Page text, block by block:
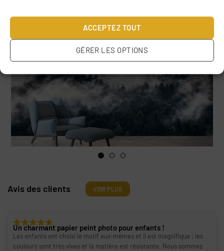
ACCEPTEZ TOUT
GÉRER LES OPTIONS
Avis des clients VOIR PLUS
Un charmant papier peint photo pour enfants !
Les enfants ont choisi le motif eux-mêmes et il est magnifique : les
couleurs sont très vives et la matière est résistante. Nous sommes